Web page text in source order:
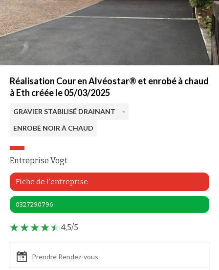
Réalisation Cour en Alvéostar® et enrobé à chaud
à Eth créée le 05/03/2025
GRAVIER STABILISÉ DRAINANT
-
ENROBÉ NOIR À CHAUD
Entreprise Vogt
Fiche de l'entreprise
0327290796
4,5/5
Prendre Rendez-vous